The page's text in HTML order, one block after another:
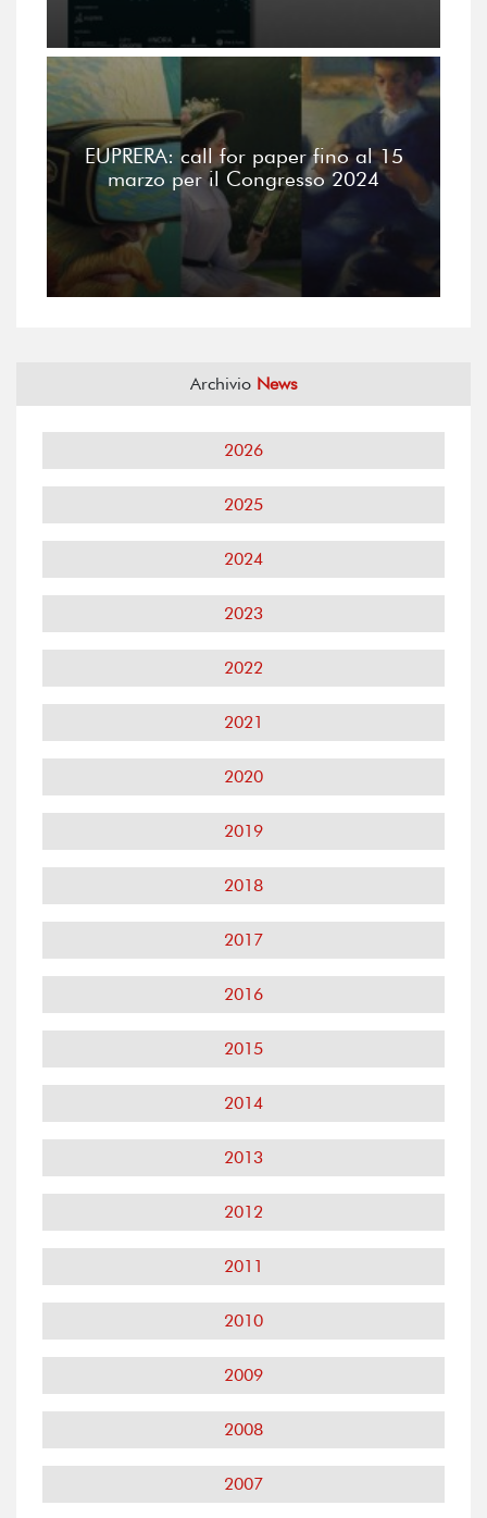
EUPRERA: call for paper fino al 15
marzo per il Congresso 2024
Archivio News
2026
2025
2024
2023
2022
2021
2020
2019
2018
2017
2016
2015
2014
2013
2012
2011
2010
2009
2008
2007